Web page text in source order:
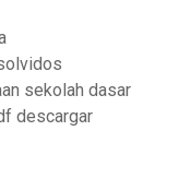
sekolah dasar
descargar